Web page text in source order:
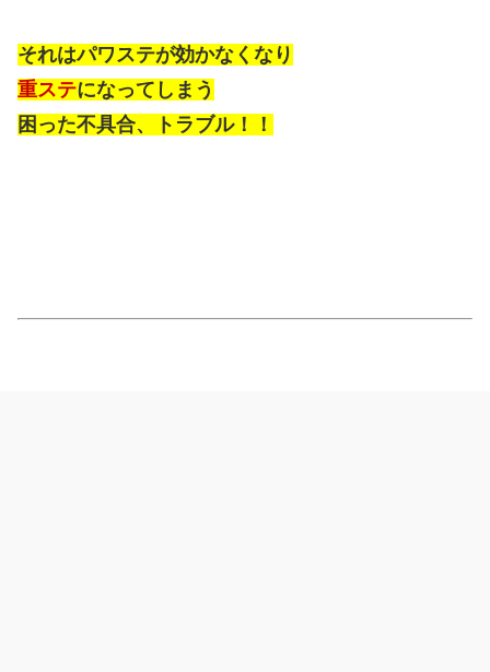
それはパワステが効かなくなり
重ステになってしまう
困った不具合、トラブル！！